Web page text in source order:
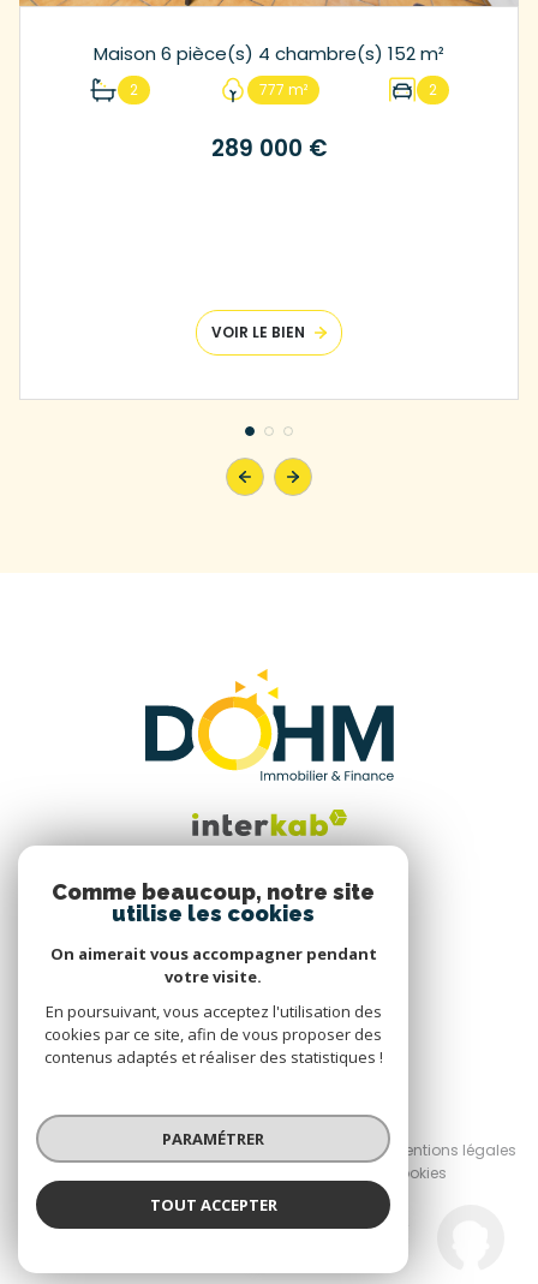
Dohm du Forez
Maison 6 pièce(s) 4 chambre(s) 152 m²
2 777 m² 2
289 000 €
VOIR LE BIEN
Nous suivre
© 2026 | Tous droits réservés
Nos honoraires
Nos partenaires
Mentions légales
Cookies
Comme beaucoup, notre site
utilise les cookies
On aimerait vous accompagner pendant
votre visite.
En poursuivant, vous acceptez l'utilisation des
cookies par ce site, afin de vous proposer des
contenus adaptés et réaliser des statistiques !
PARAMÉTRER
TOUT ACCEPTER